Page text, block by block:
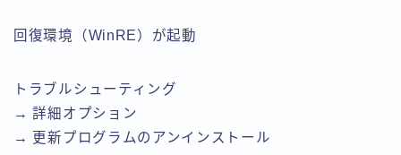
回復環境（WinRE）が起動
トラブルシューティング
→ 詳細オプション
→ 更新プログラムのアンインストール